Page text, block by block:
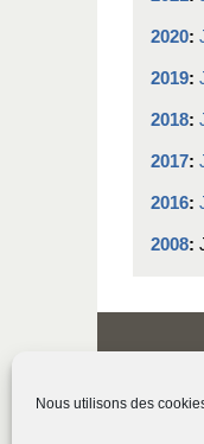
Nous utilisons des
2020:
2019:
2018:
2017:
2016:
2008: